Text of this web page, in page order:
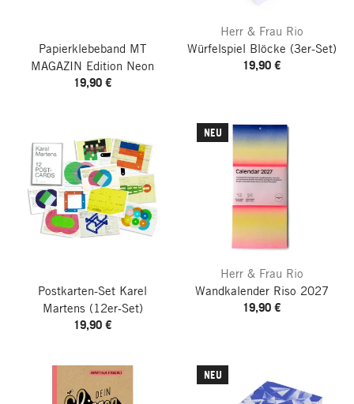
Papierklebeband MT
MAGAZIN Edition Neon
19,90 €
Herr & Frau Rio
Würfelspiel Blöcke (3er-Set)
19,90 €
Postkarten-Set Karel
Martens(12er-Set)
19,90 €
NEU
Herr & Frau Rio
Wandkalender Riso 2027
19,90 €
NEU